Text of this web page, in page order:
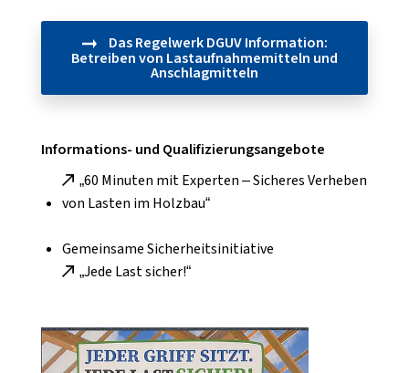
Das Regelwerk DGUV Information:
Betreiben von Lastaufnahmemitteln und
Anschlagmitteln
Informations- und Qualifizierungsangebote
„60 Minuten mit Experten – Sicheres Verheben
von Lasten im Holzbau“
Gemeinsame Sicherheitsinitiative
„Jede Last sicher!“